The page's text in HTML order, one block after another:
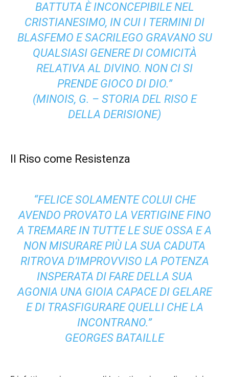
BATTUTA È INCONCEPIBILE NEL
CRISTIANESIMO, IN CUI I TERMINI DI
BLASFEMO E SACRILEGO GRAVANO SU
QUALSIASI GENERE DI COMICITÀ
RELATIVA AL DIVINO. NON CI SI
PRENDE GIOCO DI DIO.”
(MINOIS, G. – STORIA DEL RISO E
DELLA DERISIONE)
Il Riso come Resistenza
“FELICE SOLAMENTE COLUI CHE
AVENDO PROVATO LA VERTIGINE FINO
A TREMARE IN TUTTE LE SUE OSSA E A
NON MISURARE PIÙ LA SUA CADUTA
RITROVA D’IMPROVVISO LA POTENZA
INSPERATA DI FARE DELLA SUA
AGONIA UNA GIOIA CAPACE DI GELARE
E DI TRASFIGURARE QUELLI CHE LA
INCONTRANO.”
GEORGES BATAILLE